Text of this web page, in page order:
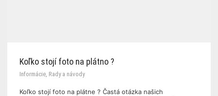
Koľko stojí foto na plátno ?
Informácie, Rady a návody
Koľko stojí foto na plátne ? Častá otázka našich